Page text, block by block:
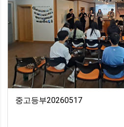
중고등부20260517